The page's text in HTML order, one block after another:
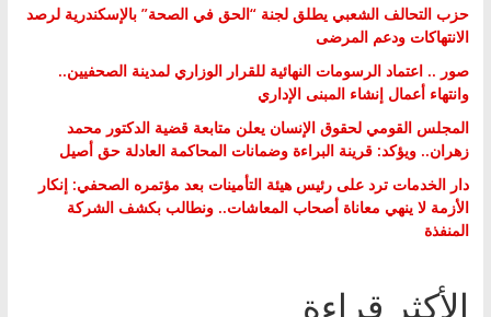
حزب التحالف الشعبي يطلق لجنة “الحق في الصحة” بالإسكندرية لرصد
الانتهاكات ودعم المرضى
صور .. اعتماد الرسومات النهائية للقرار الوزاري لمدينة الصحفيين..
وانتهاء أعمال إنشاء المبنى الإداري
المجلس القومي لحقوق الإنسان يعلن متابعة قضية الدكتور محمد
زهران.. ويؤكد: قرينة البراءة وضمانات المحاكمة العادلة حق أصيل
دار الخدمات ترد على رئيس هيئة التأمينات بعد مؤتمره الصحفي: إنكار
الأزمة لا ينهي معاناة أصحاب المعاشات.. ونطالب بكشف الشركة
المنفذة
الأكثر قراءة